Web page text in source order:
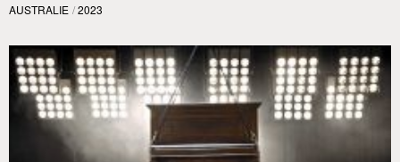
AUSTRALIE / 2023